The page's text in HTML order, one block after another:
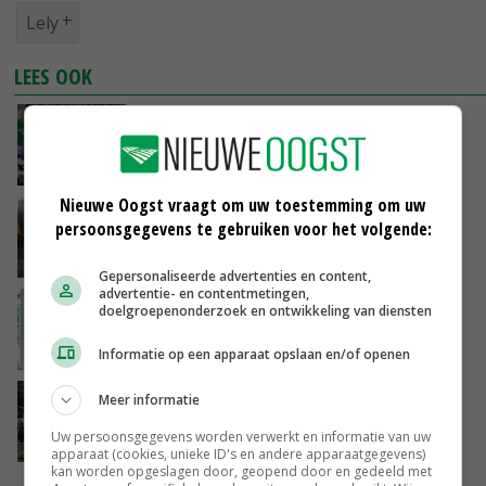
Lely
LEES OOK
moet een landbouwvisie komen'
14-02-2023
Overheid start inspraakronde over aanleg
Lelylijn
Landelijke RMV Innovatie Award voor Lely
19-01-2023
Aeres Hogeschool start onderzoek met Lely
07-12-2022
Nieuwe Oogst vraagt om uw toestemming om uw
persoonsgegevens te gebruiken voor het volgende:
Gepersonaliseerde advertenties en content,
advertentie- en contentmetingen,
doelgroepenonderzoek en ontwikkeling van diensten
Informatie op een apparaat opslaan en/of openen
Meer informatie
Uw persoonsgegevens worden verwerkt en informatie van uw
apparaat (cookies, unieke ID's en andere apparaatgegevens)
kan worden opgeslagen door, geopend door en gedeeld met